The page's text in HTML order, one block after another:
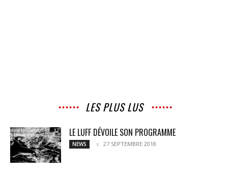
LES PLUS LUS
LE LUFF DÉVOILE SON PROGRAMME
NEWS 27 SEPTEMBRE 2018